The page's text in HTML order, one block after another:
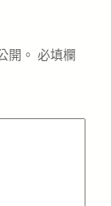
開。 必填欄